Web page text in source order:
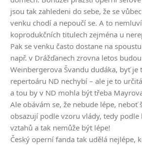
jsou tak zahledeni do sebe, že se
venku chodí a nepoučí se. A to
koprodukčních titulech zejména u
Pak se venku často dostane na
např. v Drážďanech zrovna letos
Weinbergerova Švandu dudáka, byť
repertoáru ND nechybí – ale je to
a tou by v ND mohla být třeba
Ale obávám se, že nebude lépe, neboť
obsazují podle vzoru vlády, tedy podle
vztahů a tak nemůže být lépe!
Český operní fanda tak udělá nejlépe,